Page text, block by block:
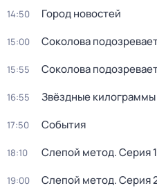
14:50 Город новостей
15:00 Соколова
15:55 Соколова
16:55 Звёздные килограммы
17:50 События
18:10 Слепой метод. Серия
19:00 Слепой метод. Серия